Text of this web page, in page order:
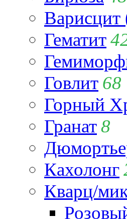
Варисцит
Гематит
Говлит 68
Горный
Гранат8
Кахолонг
Кварц/